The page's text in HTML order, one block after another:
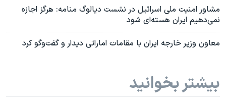
مشاور امنیت ملی اسرائیل در نشست دیالوگ منامه: هرگز اجازه
نمی‌دهیم ایران هسته‌ای شود
معاون وزیر خارجه ایران با مقامات اماراتی دیدار و گفت‌و‌گو کرد
بیشتر بخوانید